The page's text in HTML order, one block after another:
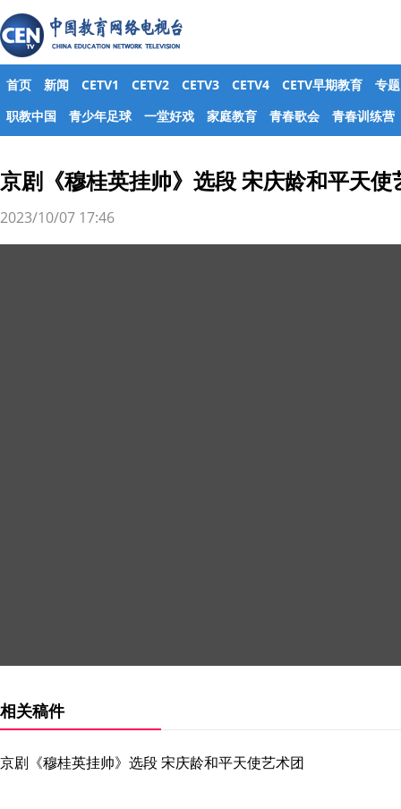
首页 新闻 CETV1 CETV2 CETV3 CETV4 CETV早期教育
专题
职教中国
青少年足球 一堂好戏 家庭教育 青春歌会 青春训练营
京剧《穆桂英挂帅》选段 宋庆龄和平天使
2023/10/07 17:46
相关稿件
京剧《穆桂英挂帅》选段 宋庆龄和平天使艺术团